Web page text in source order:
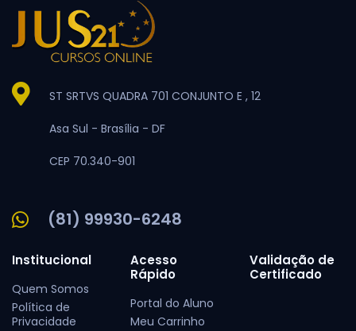
ST SRTVS QUADRA 701 CONJUNTO E , 12
Asa Sul - Brasília - DF
CEP 70.340-901
(81) 99930-6248
Institucional
Quem Somos
Política de
Privacidade
Acesso
Rápido
Portal do Aluno
Meu Carrinho
Validação de
Certificado